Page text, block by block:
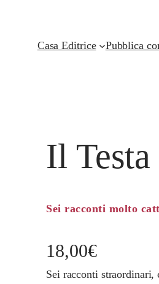
Casa Editrice Pubblica
Il
Sei racconti molto
18,00€
Sei racconti